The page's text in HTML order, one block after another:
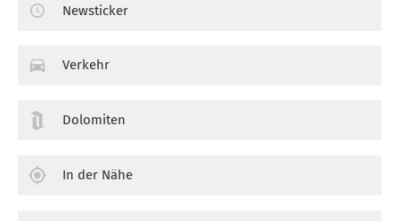
Newsticker
Verkehr
Dolomiten
In der Nähe